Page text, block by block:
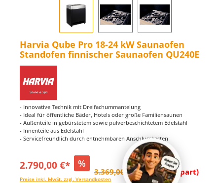
Harvia Qube Pro 18-24 kW Saunaofen
Standofen finnischer Saunaofen QU240E
- Innovative Technik mit Dreifachummantelung
- Ideal für öffentliche Bäder, Hotels oder große Familiensaunen
- Außenteile in gebürstetem sowie pulverbeschichtetem Edelstahl
- Innenteile aus Edelstahl
- Servicefreundlich durch entnehmbaren Anschlusskasten
2.790,00 €* %
3.369,00 €* (17.19% gespart)
Preise inkl. MwSt. zzgl. Versandkosten